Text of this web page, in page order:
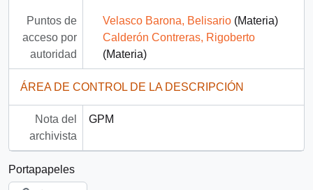
Puntos de
acceso por
autoridad
Velasco Barona, Belisario(Materia)
Calderón Contreras, Rigoberto
(Materia)
ÁREA DE CONTROL DE LA DESCRIPCIÓN
Nota del
archivista
GPM
Portapapeles